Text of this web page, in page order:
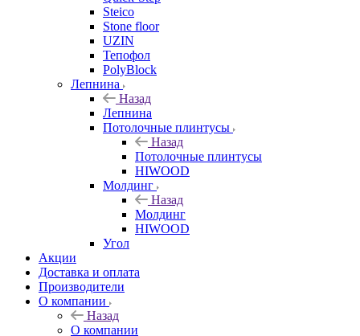
Steico
Stone floor
UZIN
Тепофол
PolyBlock
Лепнина
Назад
Лепнина
Потолочные плинтусы
Назад
Потолочные плинтусы
HIWOOD
Молдинг
Назад
Молдинг
HIWOOD
Угол
Акции
Доставка и оплата
Производители
О компании
Назад
О компании